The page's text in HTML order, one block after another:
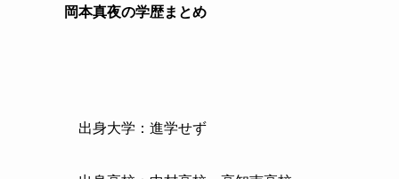
岡本真夜の学歴まとめ
出身大学：進学せず